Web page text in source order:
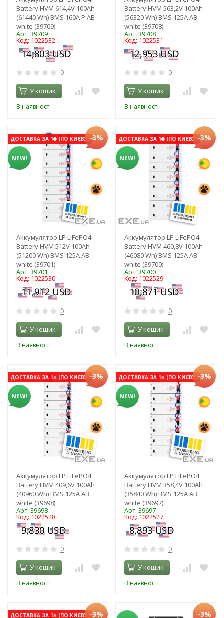
Battery HVM 614,4V 100Ah
(61440 Wh) BMS 160А P AB
white (39709)
Арт: 39709
Код: 1022532
0
У кошик
В наявності
Battery HVM 563,2V 100Ah
(56320 Wh) BMS 125А AB
white (39708)
Арт: 39708
Код: 1022531
0
У кошик
В наявності
ДОСТАВКА ЗА 1₴ (ПО КИЄВУ)
NEW!
-3%
Аккумулятор LP LiFePO4
Battery HVM 512V 100Ah
(51200 Wh) BMS 125А AB
white (39701)
Арт: 39701
Код: 1022530
0
У кошик
В наявності
ДОСТАВКА ЗА 1₴ (ПО КИЄВУ)
NEW!
-3%
Аккумулятор LP LiFePO4
Battery HVM 460,8V 100Ah
(46080 Wh) BMS 125А AB
white (39700)
Арт: 39700
Код: 1022529
0
У кошик
В наявності
ДОСТАВКА ЗА 1₴ (ПО КИЄВУ)
NEW!
-3%
Аккумулятор LP LiFePO4
Battery HVM 409,6V 100Ah
(40960 Wh) BMS 125А AB
white (39698)
Арт: 39698
Код: 1022528
0
У кошик
В наявності
ДОСТАВКА ЗА 1₴ (ПО КИЄВУ)
NEW!
-3%
Аккумулятор LP LiFePO4
Battery HVM 358,4V 100Ah
(35840 Wh) BMS 125А AB
white (39697)
Арт: 39697
Код: 1022527
0
У кошик
В наявності
ДОСТАВКА ЗА 1₴ (ПО КИЄВУ)-3% -3%